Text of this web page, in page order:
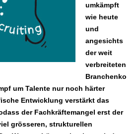
umkämpft
wie heute
und
angesichts
der weit
verbreiteten
Branchenko
um Talente nur noch härter
Entwicklung verstärkt das
der Fachkräftemangel erst der
grösseren, strukturellen